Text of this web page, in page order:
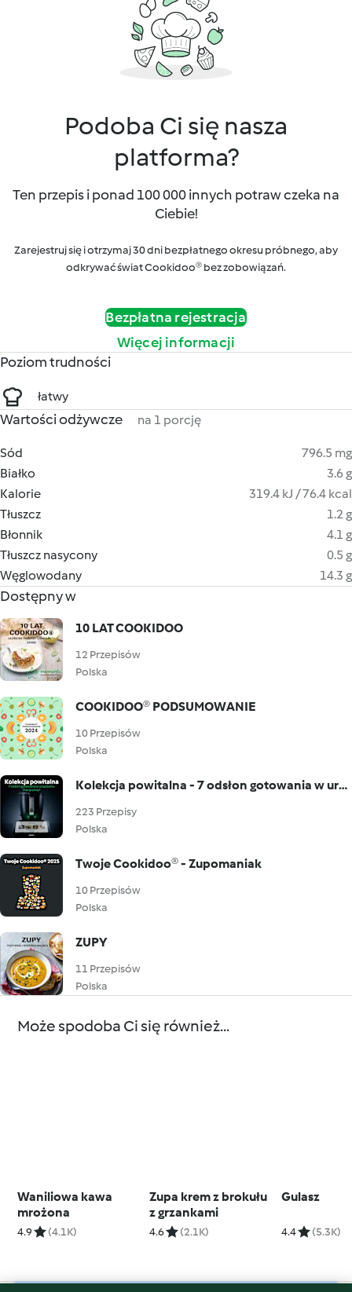
Podoba Ci się nasza
platforma?
Ten przepis i ponad 100 000 innych potraw czeka na
Ciebie!
Zarejestruj się i otrzymaj 30 dni bezpłatnego okresu próbnego, aby
odkrywać świat Cookidoo® bez zobowiązań.
Bezpłatna rejestracja
Więcej informacji
Poziom trudności
łatwy
Wartości odżywcze na 1 porcję
Sód
796.5 mg
Białko
3.6 g
Kalorie
319.4 kJ / 76.4 kcal
Tłuszcz
1.2 g
Błonnik
4.1 g
Tłuszcz nasycony
0.5 g
Węglowodany
14.3 g
Dostępny w
10 LAT COOKIDOO
12 Przepisów
Polska
COOKIDOO® PODSUMOWANIE
10 Przepisów
Polska
Kolekcja powitalna - 7 odsłon gotowania w urządzeniu Thermomix®
223 Przepisy
Polska
Twoje Cookidoo® - Zupomaniak
10 Przepisów
Polska
ZUPY
11 Przepisów
Polska
Może spodoba Ci się również...
Waniliowa kawa
mrożona
4.9 (4.1K)
Zupa krem z brokułu
z grzankami
4.6 (2.1K)
Gulasz
4.4 (5.3K)